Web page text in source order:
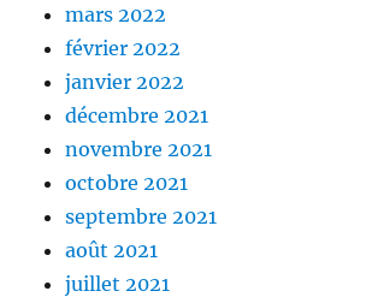
mars 2022
février 2022
janvier 2022
décembre 2021
novembre 2021
octobre 2021
septembre 2021
août 2021
juillet 2021